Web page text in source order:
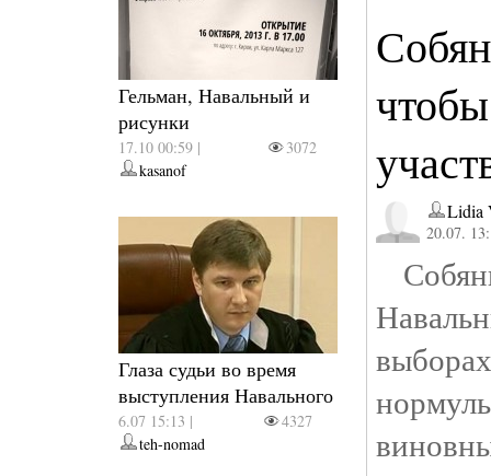
Гельман, Навальный и
рисунки
17.10 00:59 |
3072
kasanof
Глаза судьи во время
выступления Навального
6.07 15:13 |
4327
teh-nomad
Lidia
20.07.